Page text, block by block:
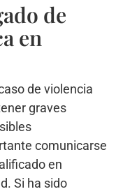
de
en
de violencia
graves
comunicarse
en
Si ha sido